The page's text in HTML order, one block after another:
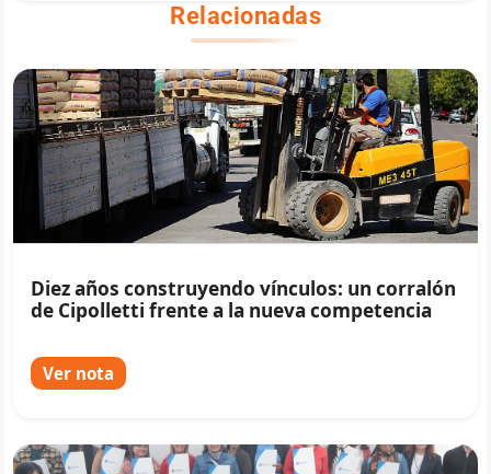
Relacionadas
Diez años construyendo vínculos: un corralón
de Cipolletti frente a la nueva competencia
Ver nota